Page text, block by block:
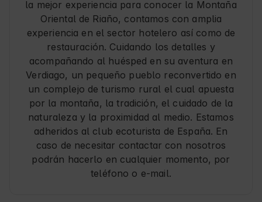
la mejor experiencia para conocer la Montaña
Oriental de Riaño, contamos con amplia
experiencia en el sector hotelero así como de
restauración. Cuidando los detalles y
acompañando al huésped en su aventura en
Verdiago, un pequeño pueblo reconvertido en
un complejo de turismo rural el cual apuesta
por la montaña, la tradición, el cuidado de la
naturaleza y la proximidad al medio. Estamos
adheridos al club ecoturista de España. En
caso de necesitar contactar con nosotros
podrán hacerlo en cualquier momento, por
teléfono o e-mail.